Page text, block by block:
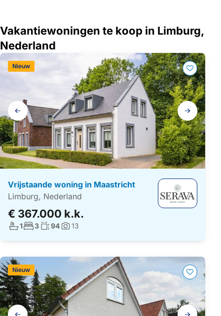
Vakantiewoningen te koop in Limburg,
Nederland
Galerij
navigatie
Vrijstaande woning in Maastricht
Limburg, Nederland
€ 367.000 k.k.
Nieuw
Aantal badkamers:
1Aantal slaapkamers:
3Woonoppervlakte:
94Foto's:
13
Galerij
Nieuw